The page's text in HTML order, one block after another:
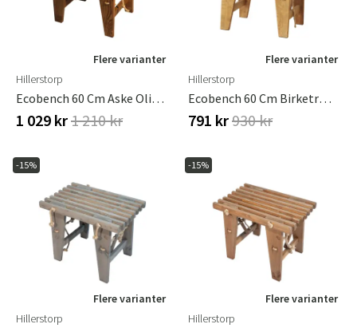
Flere varianter
Hillerstorp
Ecobench 60 Cm Aske Olieret Brun
1 029 kr1 210 kr
Flere varianter
Hillerstorp
Ecobench 60 Cm Birketræ Olieret Lysebrunt
791 kr930 kr
-15%
Flere varianter
Hillerstorp
-15%
Flere varianter
Hillerstorp